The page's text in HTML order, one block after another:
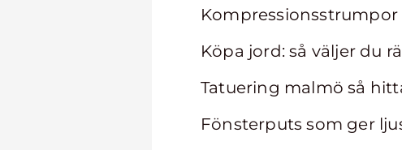
Köpa jord: så väljer du
Tatuering malmö så
Fönsterputs som ger